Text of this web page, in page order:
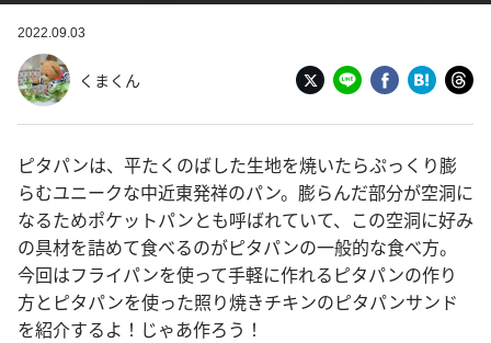
2022.09.03
くまくん
ピタパンは、平たくのばした生地を焼いたらぷっくり膨
らむユニークな中近東発祥のパン。膨らんだ部分が空洞に
なるためポケットパンとも呼ばれていて、この空洞に好み
の具材を詰めて食べるのがピタパンの一般的な食べ方。
今回はフライパンを使って手軽に作れるピタパンの作り
方とピタパンを使った照り焼きチキンのピタパンサンド
を紹介するよ！じゃあ作ろう！